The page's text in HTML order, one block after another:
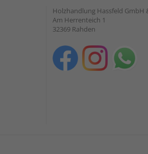
Holzhandlung Hassfeld GmbH
Am Herrenteich 1
32369 Rahden